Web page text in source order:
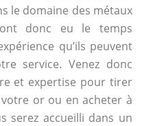
le domaine des métaux
donc eu le temps
qu’ils peuvent
service. Venez donc
et expertise pour tirer
or ou en acheter à
serez accueilli dans un